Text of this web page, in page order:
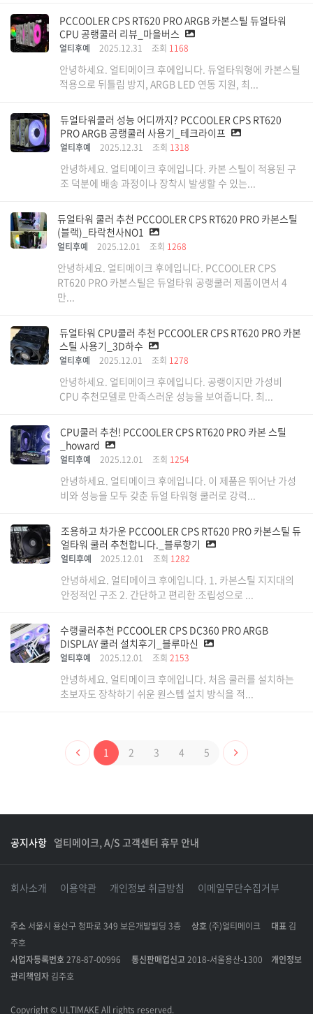
PCCOOLER CPS RT620 PRO ARGB 카본스틸 듀얼타워
CPU 공랭쿨러 리뷰_마을버스
얼티후예 2025.12.31 조회 1168
안녕하세요. 얼티메이크 후에입니다. 듀얼타워형에 카본스틸
적용으로 뒤틀림 방지, ARGB LED 연동 지원, 최...
듀얼타워쿨러 성능 어디까지? PCCOOLER CPS RT620
PRO ARGB 공랭쿨러 사용기_테크라이프
얼티후예 2025.12.31 조회 1318
안녕하세요. 얼티메이크 후에입니다. 카본 스틸이 적용된 구
조 덕분에 배송 과정이나 장착시 발생할 수 있는...
듀얼타워 쿨러 추천 PCCOOLER CPS RT620 PRO 카본스틸
(블랙)_타락천사NO1
얼티후예 2025.12.01 조회 1268
안녕하세요. 얼티메이크 후에입니다. PCCOOLER CPS
RT620 PRO 카본스틸은 듀얼타워 공랭쿨러 제품이면서 4
만...
듀얼타워 CPU쿨러 추천 PCCOOLER CPS RT620 PRO 카본
스틸 사용기_3D하수
얼티후예 2025.12.01 조회 1278
안녕하세요. 얼티메이크 후에입니다. 공랭이지만 가성비
CPU 추천모델로 만족스러운 성능을 보여줍니다. 최...
CPU쿨러 추천! PCCOOLER CPS RT620 PRO 카본 스틸
_howard
얼티후예 2025.12.01 조회 1254
안녕하세요. 얼티메이크 후에입니다. 이 제품은 뛰어난 가성
비와 성능을 모두 갖춘 듀얼 타워형 쿨러로 강력...
조용하고 차가운 PCCOOLER CPS RT620 PRO 카본스틸 듀
얼타워 쿨러 추천합니다._블루향기
얼티후예 2025.12.01 조회 1282
안녕하세요. 얼티메이크 후에입니다. 1. 카본스틸 지지대의
안정적인 구조 2. 간단하고 편리한 조립성으로 ...
수랭쿨러추천 PCCOOLER CPS DC360 PRO ARGB
DISPLAY 쿨러 설치후기_블루마신
얼티후예 2025.12.01 조회 2153
안녕하세요. 얼티메이크 후에입니다. 처음 쿨러를 설치하는
초보자도 장착하기 쉬운 원스텝 설치 방식을 적...
1 2 3 4 5
공지사항 얼티메이크, A/S 고객센터 휴무 안내
회사소개 이용약관 개인정보 취급방침 이메일무단수집거부
주소 서울시 용산구 청파로 349 보은개발빌딩 3층 상호 (주)얼티메이크 대표 김
주호
사업자등록번호 278-87-00996 통신판매업신고2018-서울용산-1300 개인정보
관리책임자 김주호
Copyright © ULTIMAKE All rights reserved.